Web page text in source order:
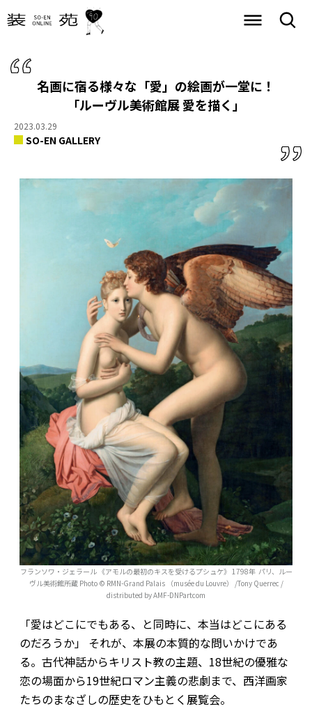
名画に宿る様々な「愛」の絵画が一堂に！
「ルーヴル美術館展 愛を描く」
2023.03.29
SO-EN GALLERY
フランソワ・ジェラール 《アモルの最初のキスを受けるプシュケ》 1798年 パリ、ルー
ヴル美術館所蔵 Photo © RMN-Grand Palais （musée du Louvre） /Tony Querrec /
distributed by AMF-DNPartcom
「愛はどこにでもある、と同時に、本当はどこにある
のだろうか」 それが、本展の本質的な問いかけであ
る。古代神話からキリスト教の主題、18世紀の優雅な
恋の場面から19世紀ロマン主義の悲劇まで、西洋画家
たちのまなざしの歴史をひもとく展覧会。